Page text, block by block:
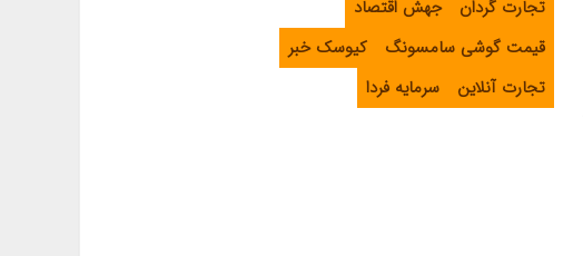
تجارت گردان
جهش اقتصاد
قیمت گوشی سامسونگ
کیوسک خبر
تجارت آنلاین
سرمایه فردا